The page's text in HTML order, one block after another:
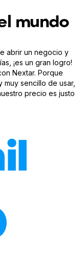
mundo
abrir un negocio y
¡es un gran logro!
Nextar. Porque
muy sencillo de usar,
precio es justo